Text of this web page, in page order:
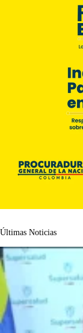
Últimas Noticias